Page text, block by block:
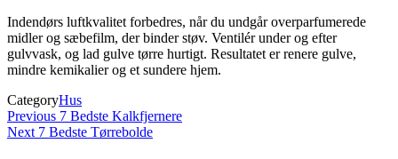
Indendørs luftkvalitet forbedres, når du undgår overparfumerede
midler og sæbefilm, der binder støv. Ventilér under og efter
gulvvask, og lad gulve tørre hurtigt. Resultatet er renere gulve,
mindre kemikalier og et sundere hjem.
CategoryHus
Indlægsnavigation
Previous
Post
Previous 7 Bedste Kalkfjernere
Next
Next 7 Bedste Tørrebolde